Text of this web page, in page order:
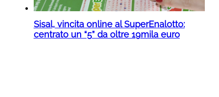
Sisal, vincita online al SuperEnalotto:
centrato un “5” da oltre 19mila euro